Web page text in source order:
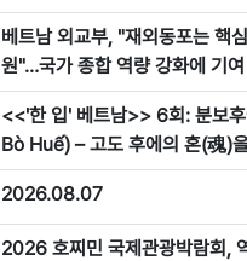
베트남 외교부, "재외동포는 핵
원"…국가 종합 역량 강화에 기여
<<'한 입' 베트남>> 6회: 분보
Bò Huế) – 고도 후에의 혼(魂)
맛
2026.08.07
2026 호찌민 국제관광박람회,